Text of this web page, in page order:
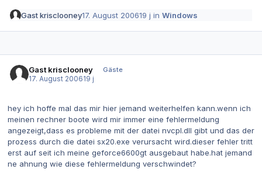
Gast krisclooney17. August 200619 j inWindows
Gast krisclooney
Gäste
17. August 200619 j
hey ich hoffe mal das mir hier jemand weiterhelfen kann.wenn ich
meinen rechner boote wird mir immer eine fehlermeldung
angezeigt,dass es probleme mit der datei nvcpl.dll gibt und das der
prozess durch die datei sx20.exe verursacht wird.dieser fehler tritt
erst auf seit ich meine geforce6600gt ausgebaut habe.hat jemand
ne ahnung wie diese fehlermeldung verschwindet?